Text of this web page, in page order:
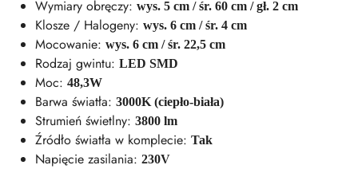
Wymiary obręczy: wys. 5 cm / śr. 60 cm / gł. 2 cm
Klosze / Halogeny: wys. 6 cm / śr. 4 cm
Mocowanie: wys. 6 cm / śr. 22,5 cm
Rodzaj gwintu: LED SMD
Moc: 48,3W
Barwa światła: 3000K (ciepło-biała)
Strumień świetlny: 3800 lm
Źródło światła w komplecie: Tak
Napięcie zasilania: 230V